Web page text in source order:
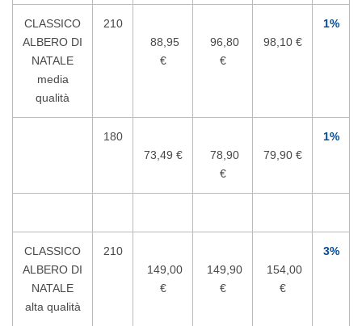
CLASSICO
ALBERO DI
NATALE
media
qualità
210
88,95
€
96,80
€
98,10 €
1%
180
73,49 €
78,90
€
79,90 €
1%
CLASSICO
ALBERO DI
NATALE
alta qualità
210
149,00
€
149,90
€
154,00
€
3%